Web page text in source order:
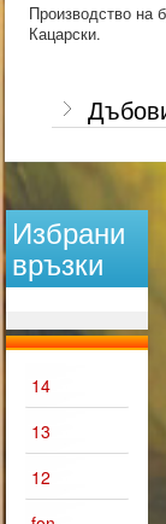
Производство на
Кацарски.
Избрани
връзки
14
13
12